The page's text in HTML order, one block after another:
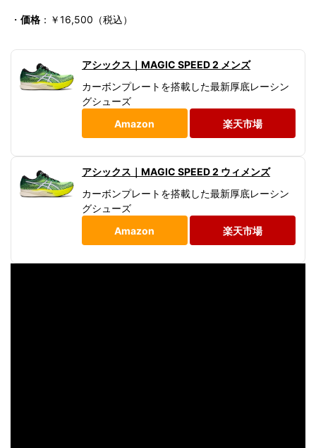
・ 価格 ：￥16,500 （税込）
アシックス｜MAGIC SPEED 2 メンズ
カーボンプレートを搭載した最新厚底レーシン
グシューズ
Amazon
楽天市場
アシックス｜MAGIC SPEED 2 ウィメンズ
カーボンプレートを搭載した最新厚底レーシン
グシューズ
Amazon
楽天市場